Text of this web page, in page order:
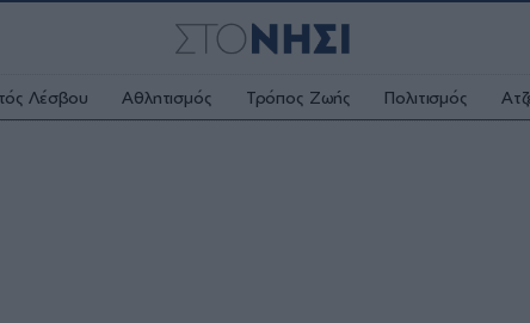
Λέσβου Αθλητισμός Τρόπος Ζωής Πολιτισμός